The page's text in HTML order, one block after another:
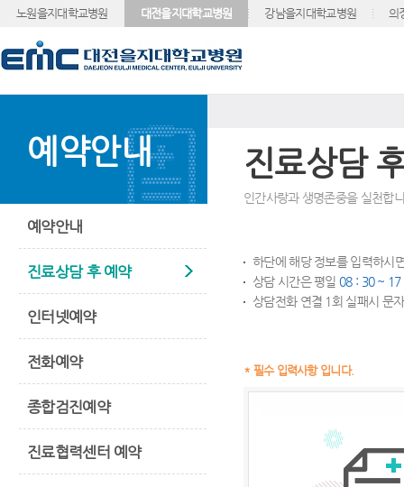
노원을지대학교병원 대전을지대학교병원 강남을지대학교병원 의
예약안내
예약안내
진료상담 후 예약
인터넷예약
전화예약
종합검진예약
진료협력센터 예약
진료상담
인간사랑과 생명존중을 실천합
하단에 해당 정보를 입력하시
상담 시간은 평일08 : 30 ~ 17
상담전화 연결 1회 실패시 문
* 필수 입력사항 입니다.